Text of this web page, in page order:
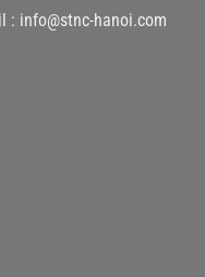
: info@stnc-hanoi.com